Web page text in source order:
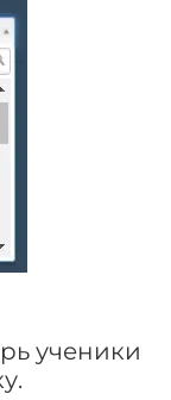
ученики